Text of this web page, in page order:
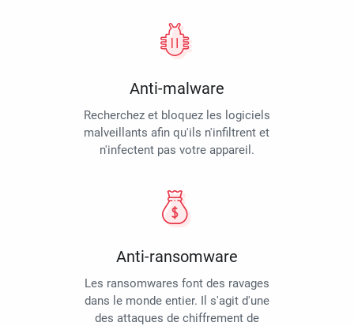
Anti-malware
Recherchez et bloquez les logiciels
malveillants afin qu'ils n'infiltrent et
n'infectent pas votre appareil.
Anti-ransomware
Les ransomwares font des ravages
dans le monde entier. Il s'agit d'une
des attaques de chiffrement de